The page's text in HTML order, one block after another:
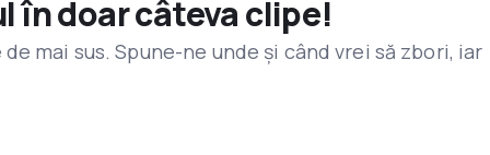
în doar câteva clipe!
mai sus. Spune-ne unde și când vrei să zbori, iar